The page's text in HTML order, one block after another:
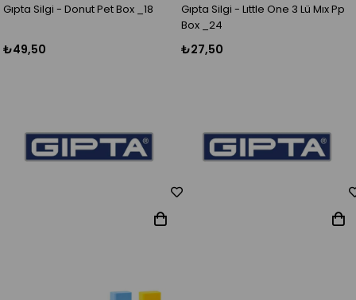
Gıpta Silgi - Donut Pet Box _18
₺49,50
Gıpta Silgi - Lıttle One 3 Lü Mıx Pp
Box _24
₺27,50